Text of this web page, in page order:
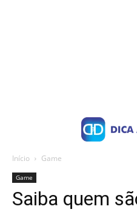
Início Game
Game
Saiba quem